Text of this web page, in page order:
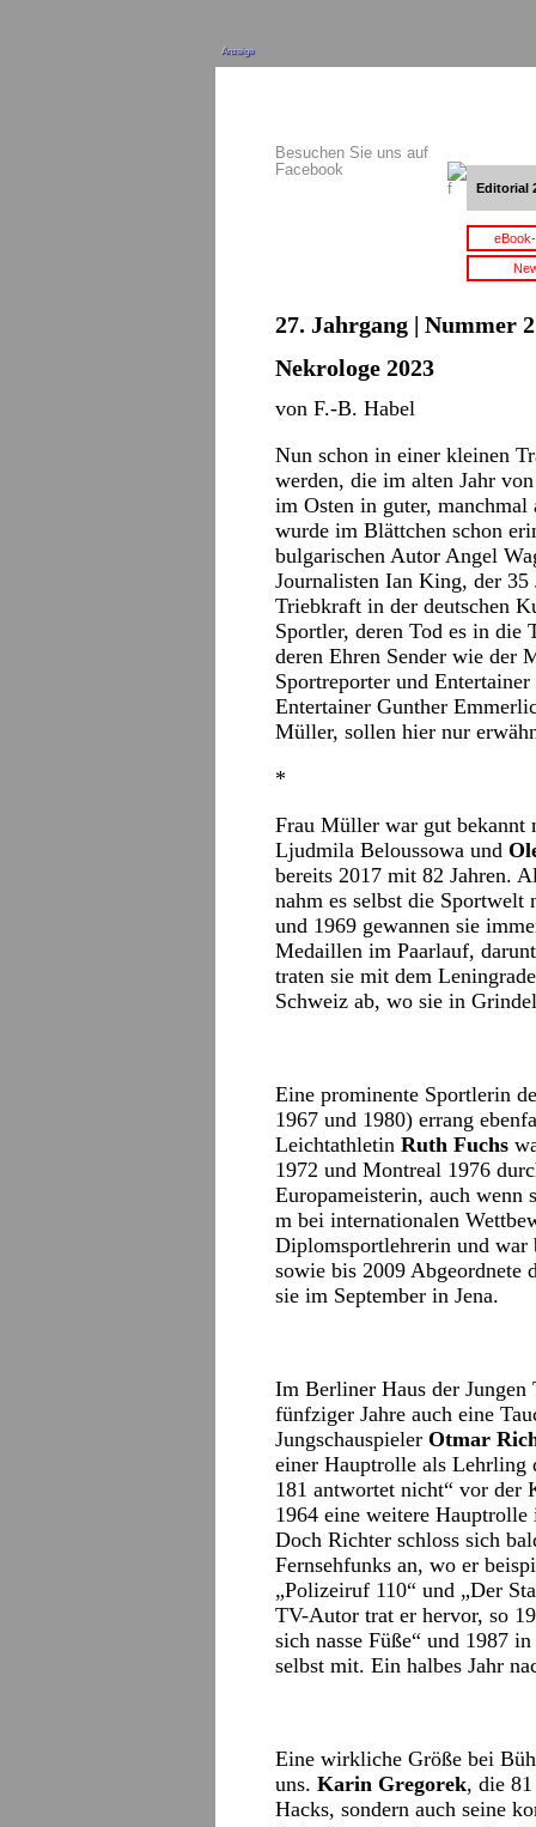
Anzeige
Besuchen Sie uns auf
Facebook
Editorial
27. Jahrgang | Nummer
Nekrologe 2023
von F.-B. Habel
Nun schon in einer kleinen
werden, die im alten Jahr
im Osten in guter,
wurde im Blättchen schon
bulgarischen Autor Angel
Journalisten Ian King, der 35
Triebkraft in der deutschen
Sportler, deren Tod es in die
deren Ehren Sender wie der
Sportreporter und
Entertainer Gunther
Müller, sollen hier nur
*
Frau Müller war gut bekannt
Ljudmila Beloussowa und
bereits 2017 mit 82 Jahren.
nahm es selbst die
und 1969 gewannen sie
Medaillen im Paarlauf,
traten sie mit dem
Schweiz ab, wo sie in
Eine prominente Sportlerin
1967 und 1980) errang
Leichtathletin Ruth Fuchs
1972 und Montreal 1976
Europameisterin, auch wenn
m bei internationalen
Diplomsportlehrerin und war
sowie bis 2009 Abgeordnete
sie im September in Jena.
Im Berliner Haus der Jungen
fünfziger Jahre auch eine
Jungschauspieler Otmar
einer Hauptrolle als Lehrling
181 antwortet nicht“ vor der
1964 eine weitere
Doch Richter schloss sich
Fernsehfunks an, wo er
„Polizeiruf 110“ und „Der
TV-Autor trat er hervor, so
sich nasse Füße“ und 1987
selbst mit. Ein halbes Jahr
Eine wirkliche Größe bei
uns. Karin Gregorek, die
Hacks, sondern auch seine